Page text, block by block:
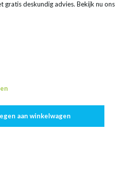
gratis deskundig advies. Bekijk nu ons
aan winkelwagen